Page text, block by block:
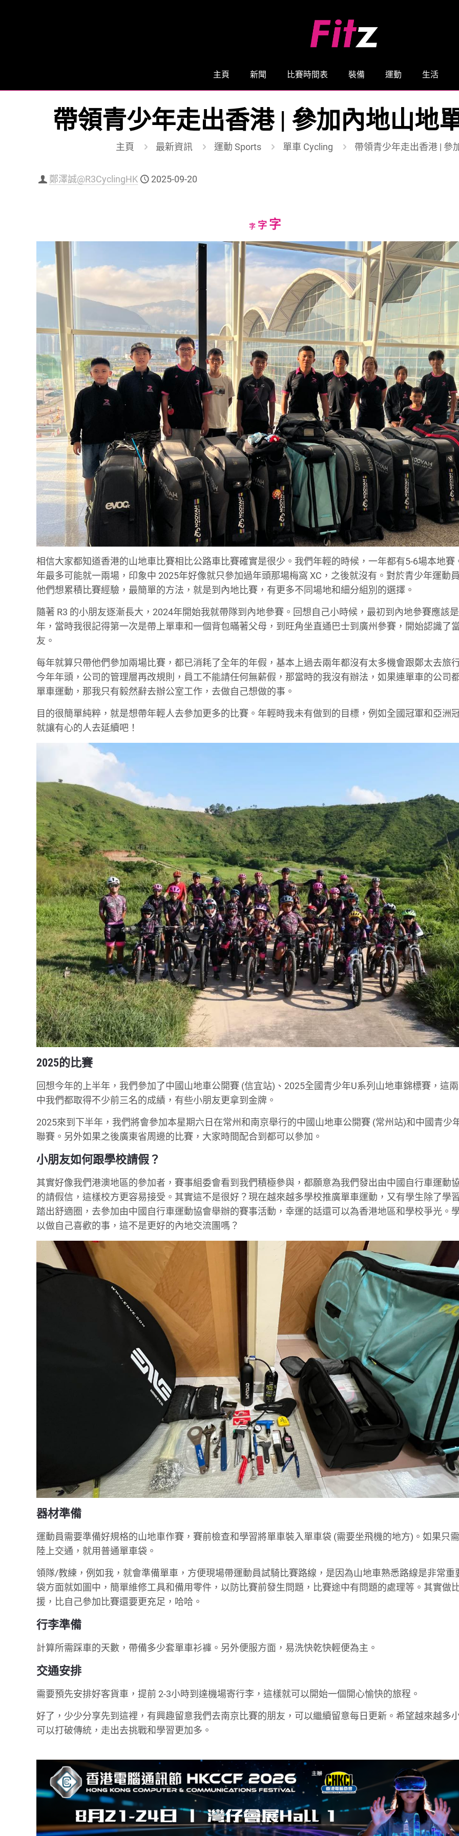
主頁 新聞 比賽時間表 裝備 運動 生活
帶領青少年走出香港 | 參加內地山地
主頁 最新資訊 運動 Sports 單車 Cycling 帶領青少年走出香港 | 參
鄭澤誠@R3CyclingHK 2025-09-20
字Decrease
size.
字Reset
size.
字Increase
font
size.
相信大家都知道香港的山地車比賽相比公路車比賽確實是很少。我們年輕的時候，一年都有5-6場本地賽
年最多可能就一兩場，印象中 2025年好像就只參加過年頭那場梅窩 XC，之後就沒有。對於青少年運動
他們想累積比賽經驗，最簡單的方法，就是到內地比賽，有更多不同場地和細分組別的選擇。
隨著 R3 的小朋友逐漸長大，2024年開始我就帶隊到內地參賽。回想自己小時候，最初到內地參賽應該
年，當時我很記得第一次是帶上單車和一個背包暪著父母，到旺角坐直通巴士到廣州參賽，開始認識了
友。
每年就算只帶他們參加兩場比賽，都已消耗了全年的年假，基本上過去兩年都沒有太多機會跟鄭太去旅
今年年頭，公司的管理層再改規則，員工不能請任何無薪假，那當時的我沒有辦法，如果連單車的公司
單車運動，那我只有毅然辭去辦公室工作，去做自己想做的事。
目的很簡單純粹，就是想帶年輕人去參加更多的比賽。年輕時我未有做到的目標，例如全國冠軍和亞洲
就讓有心的人去延續吧！
2025的比賽
回想今年的上半年，我們參加了中國山地車公開賽 (信宜站)、2025全國青少年U系列山地車錦標賽，這
中我們都取得不少前三名的成績，有些小朋友更拿到金牌。
2025來到下半年，我們將會參加本星期六日在常州和南京舉行的中國山地車公開賽 (常州站)和中國青少
聯賽。另外如果之後廣東省周邊的比賽，大家時間配合到都可以參加。
小朋友如何跟學校請假？
其實好像我們港澳地區的參加者，賽事組委會看到我們積極參與，都願意為我們發出由中國自行車運動
的請假信，這樣校方更容易接受。其實這不是很好？現在越來越多學校推廣單車運動，又有學生除了學
踏出舒適圈，去參加由中國自行車運動協會舉辦的賽事活動，幸運的話還可以為香港地區和學校爭光。
以做自己喜歡的事，這不是更好的內地交流團嗎？
器材準備
運動員需要準備好規格的山地車作賽，賽前檢查和學習將單車裝入單車袋 (需要坐飛機的地方)。如果只
陸上交通，就用普通單車袋。
領隊/教練，例如我，就會準備單車，方便現場帶運動員試騎比賽路線，是因為山地車熟悉路線是非常重
袋方面就如圖中，簡單維修工具和備用零件，以防比賽前發生問題，比賽途中有問題的處理等。其實做
援，比自己參加比賽還要更充足，哈哈。
行李準備
計算所需踩車的天數，帶備多少套單車衫褲。另外便服方面，易洗快乾快輕便為主。
交通安排
需要預先安排好客貨車，提前 2-3小時到達機場寄行李，這樣就可以開始一個開心愉快的旅程。
好了，少少分享先到這裡，有興趣留意我們去南京比賽的朋友，可以繼續留意每日更新。希望越來越多
可以打破傳統，走出去挑戰和學習更加多。